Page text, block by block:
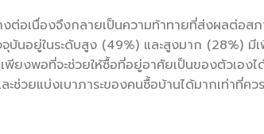
อเนื่องจึงกลายเป็นความท้าทายที่ส่งผลต่อส
นอยู่ในระดับสูง (49%) และสูงมาก (28%) มี
ยงพอที่จะช่วยให้ซื้อที่อยู่อาศัยเป็นของตัวเอง
ช่วยแบ่งเบาภาระของคนซื้อบ้านได้มากเท่าที่ควร